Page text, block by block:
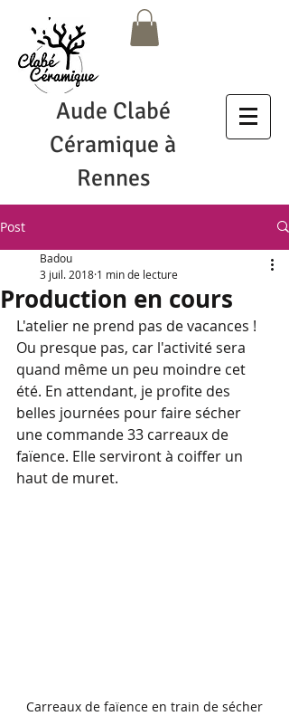
Aude Clabé
Céramique à
Rennes
Post
Production en cours
Badou
3 juil. 2018 1 min de lecture
L'atelier ne prend pas de vacances !
Ou presque pas, car l'activité sera
quand même un peu moindre cet
été. En attendant, je profite des
belles journées pour faire sécher
une commande 33 carreaux de
faïence. Elle serviront à coiffer un
haut de muret.
Carreaux de faïence en train de sécher